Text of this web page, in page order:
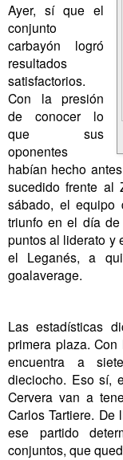
Ayer, sí que el
conjunto
carbayón logró
resultados
satisfactorios.
Con la presión
de conocer lo
que sus
oponentes
habían hecho
sucedido frente al
sábado, el
triunfo en el día
puntos al liderato y
el Leganés, a
goalaverage.
Las estadísticas
primera plaza.
encuentra a
dieciocho. Eso sí,
Cervera van a
Carlos Tartiere.
ese partido
conjuntos, que